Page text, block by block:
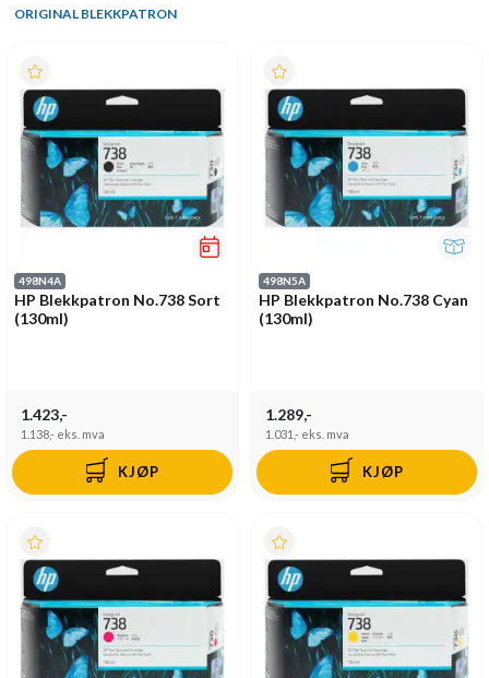
ORIGINAL BLEKKPATRON
498N4A
HP Blekkpatron No.738 Sort
(130ml)
1.423,-
1.138,- eks. mva
KJØP
498N5A
HP Blekkpatron No.738 Cyan
(130ml)
1.289,-
1.031,- eks. mva
KJØP